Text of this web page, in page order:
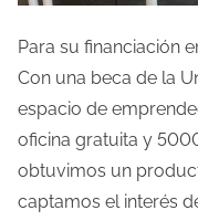
Para su financiación
Con una beca de la
espacio de
oficina gratuita y
obtuvimos un
captamos el interés